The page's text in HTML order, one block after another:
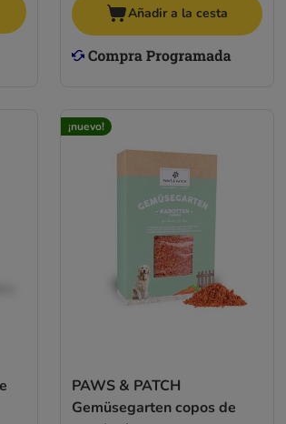
Añadir a la cesta
¡nuevo!
PAWS & PATCH
Gemüsegarten copos de